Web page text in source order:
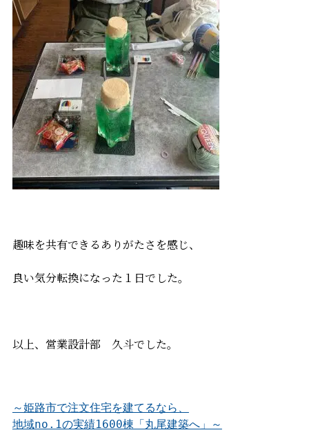
趣味を共有できるありがたさを感じ、
良い気分転換になった１日でした。
以上、営業設計部 久斗でした。
～姫路市で注文住宅を建てるなら、
地域no.1の実績1600棟「丸尾建築へ」～